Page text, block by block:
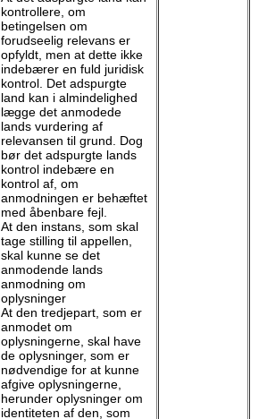
kontrollere, om
betingelsen om
forudseelig relevans er
opfyldt, men at dette ikke
indebærer en fuld juridisk
kontrol. Det adspurgte
land kan i almindelighed
lægge det anmodede
lands vurdering af
relevansen til grund. Dog
bør det adspurgte lands
kontrol indebære en
kontrol af, om
anmodningen er behæftet
med åbenbare fejl.
At den instans, som skal
tage stilling til appellen,
skal kunne se det
anmodende lands
anmodning om
oplysninger
At den tredjepart, som er
anmodet om
oplysningerne, skal have
de oplysninger, som er
nødvendige for at kunne
afgive oplysningerne,
herunder oplysninger om
identiteten af den, som